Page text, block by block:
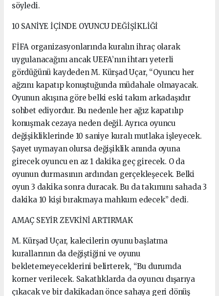
söyledi.
10 SANİYE İÇİNDE OYUNCU DEĞİŞİKLİĞİ
FİFA organizasyonlarında kuralın ihraç olarak
uygulanacağını ancak UEFA’nın ihtarı yeterli
gördüğünü kaydeden M. Kürşad Uçar, “Oyuncu her
ağzını kapatıp konuştuğunda müdahale olmayacak.
Oyunun akışına göre belki eski takım arkadaşıdır
sohbet ediyordur. Bu nedenle her ağız kapatılıp
konuşmak cezaya neden değil. Ayrıca oyuncu
değişikliklerinde 10 saniye kuralı mutlaka işleyecek.
Şayet uymayan olursa değişiklik anında oyuna
girecek oyuncu en az 1 dakika geç girecek. O da
oyunun durmasının ardından gerçekleşecek. Belki
oyun 3 dakika sonra duracak. Bu da takımını sahada 3
dakika 10 kişi bırakmaya mahkum edecek” dedi.
AMAÇ SEYİR ZEVKİNİ ARTIRMAK
M. Kürşad Uçar, kalecilerin oyunu başlatma
kurallarının da değiştiğini ve oyunu
bekletemeyeceklerini belirterek, “Bu durumda
korner verilecek. Sakatlıklarda da oyuncu dışarıya
çıkacak ve bir dakikadan önce sahaya geri dönüş